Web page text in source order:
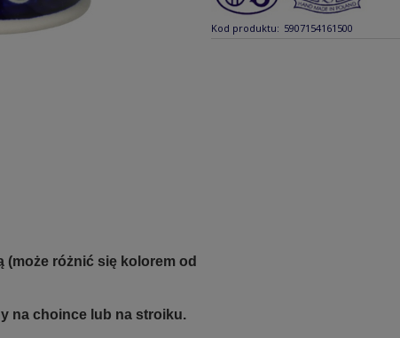
Kod produktu: 5907154161500
(może różnić się kolorem od
na choince lub na stroiku.